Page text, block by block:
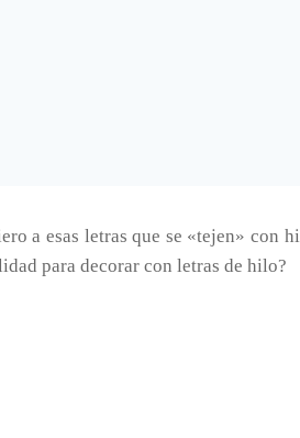
a esas letras que se «tejen» con
para decorar con letras de hilo?